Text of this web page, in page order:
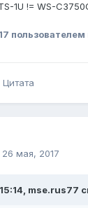
1U != WS-
Цитата
26 мая, 2017
mse.rus77